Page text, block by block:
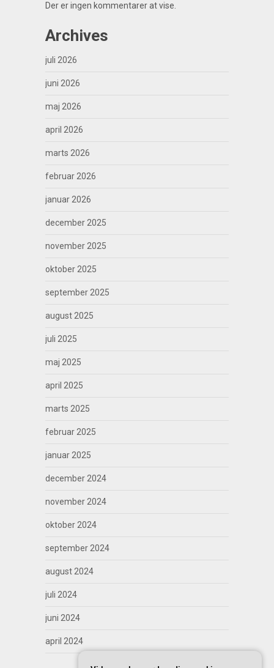
Der er ingen kommentarer at vise.
Archives
juli 2026
juni 2026
maj 2026
april 2026
marts 2026
februar 2026
januar 2026
december 2025
november 2025
oktober 2025
september 2025
august 2025
juli 2025
maj 2025
april 2025
marts 2025
februar 2025
januar 2025
december 2024
november 2024
oktober 2024
september 2024
august 2024
juli 2024
juni 2024
april 2024